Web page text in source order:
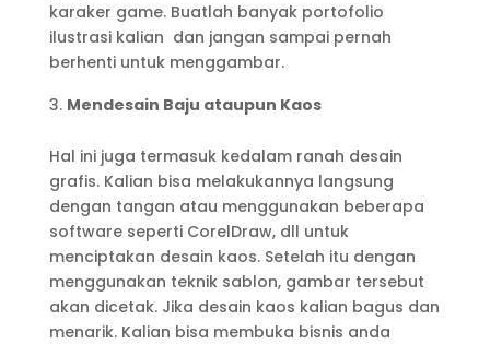
karaker game. Buatlah banyak portofolio
ilustrasi kalian dan jangan sampai pernah
berhenti untuk menggambar.
Mendesain Baju ataupun Kaos
Hal ini juga termasuk kedalam ranah desain
grafis. Kalian bisa melakukannya langsung
dengan tangan atau menggunakan beberapa
software seperti CorelDraw, dll untuk
menciptakan desain kaos. Setelah itu dengan
menggunakan teknik sablon, gambar tersebut
akan dicetak. Jika desain kaos kalian bagus dan
menarik. Kalian bisa membuka bisnis anda